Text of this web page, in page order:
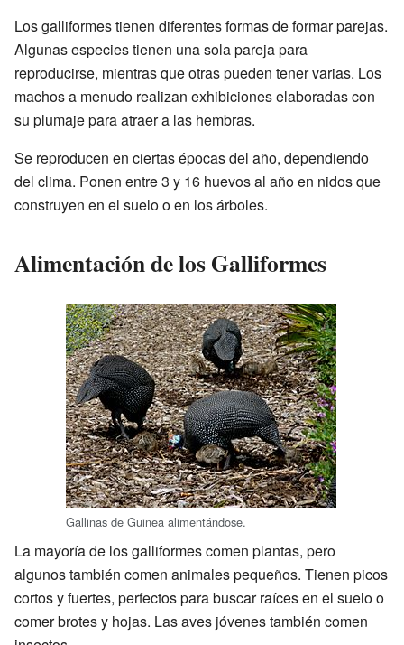
Los galliformes tienen diferentes formas de formar parejas.
Algunas especies tienen una sola pareja para
reproducirse, mientras que otras pueden tener varias. Los
machos a menudo realizan exhibiciones elaboradas con
su plumaje para atraer a las hembras.
Se reproducen en ciertas épocas del año, dependiendo
del clima. Ponen entre 3 y 16 huevos al año en nidos que
construyen en el suelo o en los árboles.
Alimentación de los Galliformes
Gallinas de Guinea alimentándose.
La mayoría de los galliformes comen plantas, pero
algunos también comen animales pequeños. Tienen picos
cortos y fuertes, perfectos para buscar raíces en el suelo o
comer brotes y hojas. Las aves jóvenes también comen